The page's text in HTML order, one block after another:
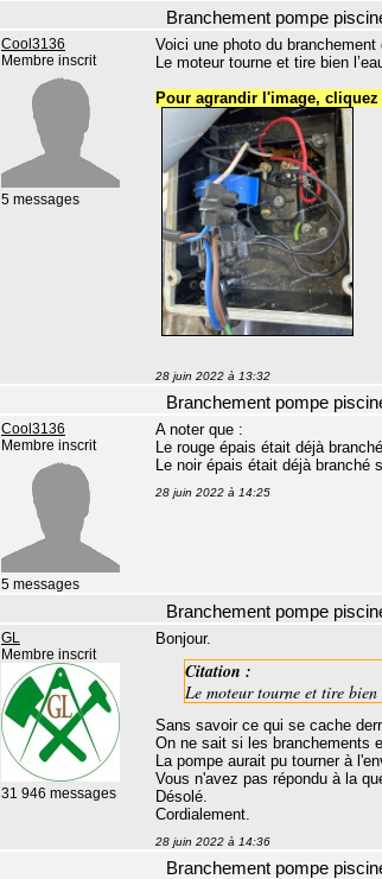
Branchement pompe
Cool3136
Membre inscrit
5 messages
Voici une photo du branchement
Le moteur tourne et tire bien
Pour agrandir l'image, cliquez
28 juin 2022 à 13:32
Branchement pompe
Cool3136
Membre inscrit
5 messages
A noter que :
Le rouge épais était déjà
Le noir épais était déjà branché
28 juin 2022 à 14:25
Branchement pompe
GL
Membre inscrit
31 946 messages
Bonjour.
Citation :
Le moteur tourne et tire
Sans savoir ce qui se cache
On ne sait si les branchements
La pompe aurait pu tourner à
Vous n'avez pas répondu à la
Désolé.
Cordialement.
28 juin 2022 à 14:36
Branchement pompe